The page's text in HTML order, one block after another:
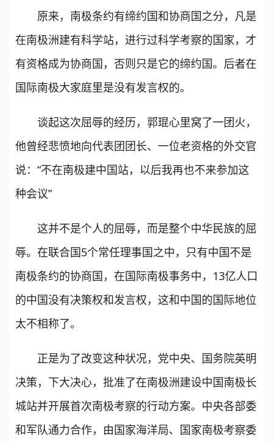
原来，南极条约有缔约国和协商国之分，凡是
在南极洲建有科学站，进行过科学考察的国家，才
有资格成为协商国，否则只是它的缔约国。后者在
国际南极大家庭里是没有发言权的。
谈起这次屈辱的经历，郭琨心里窝了一团火，
他曾经悲愤地向代表团团长、一位老资格的外交官
说：“不在南极建中国站，以后我再也不来参加这
种会议”
这并不是个人的屈辱，而是整个中华民族的屈
辱。在联合国5个常任理事国之中，只有中国不是
南极条约的协商国，在国际南极事务中，13亿人口
的中国没有决策权和发言权，这和中国的国际地位
太不相称了。
正是为了改变这种状况，党中央、国务院英明
决策，下大决心，批准了在南极洲建设中国南极长
城站并开展首次南极考察的行动方案。中央各部委
和军队通力合作，由国家海洋局、国家南极考察委